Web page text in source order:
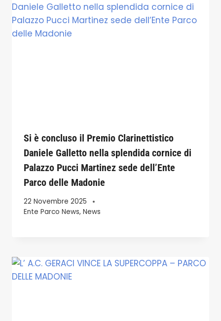
Si è concluso il Premio Clarinettistico
Daniele Galletto nella splendida cornice di
Palazzo Pucci Martinez sede dell’Ente
Parco delle Madonie
22 Novembre 2025
Ente Parco News, News